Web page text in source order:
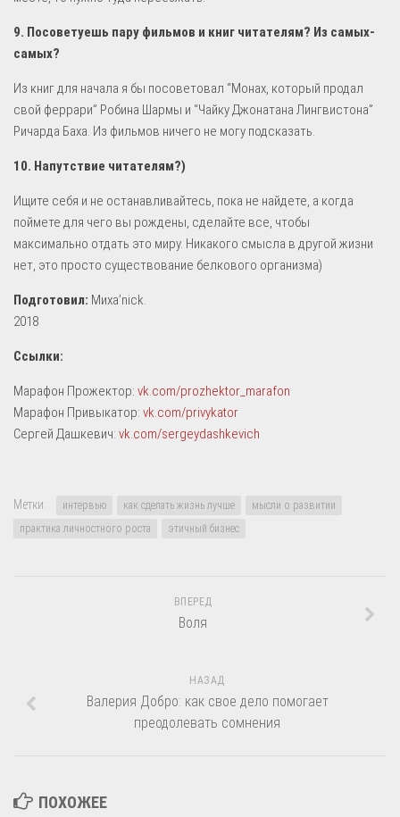
9. Посоветуешь пару фильмов и книг читателям? Из самых-
самых?
Из книг для начала я бы посоветовал “Монах, который продал
свой феррари” Робина Шармы и “Чайку Джонатана Лингвистона”
Ричарда Баха. Из фильмов ничего не могу подсказать.
10. Напутствие читателям?)
Ищите себя и не останавливайтесь, пока не найдете, а когда
поймете для чего вы рождены, сделайте все, чтобы
максимально отдать это миру. Никакого смысла в другой жизни
нет, это просто существование белкового организма)
Подготовил: Миха’nick.
2018
Ссылки:
Марафон Прожектор: vk.com/prozhektor_marafon
Марафон Привыкатор: vk.com/privykator
Сергей Дашкевич: vk.com/sergeydashkevich
Метки: интервью как сделать жизнь лучше
мысли о развитии
практика личностного роста
этичный бизнес
ВПЕРЕД
Воля
НАЗАД
Валерия Добро: как свое дело помогает
преодолевать сомнения
ПОХОЖЕЕ